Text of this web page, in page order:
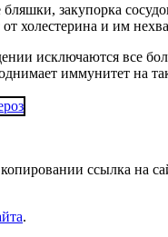
бляшки, закупорка
холестерина и им
исключаются все
иммунитет на
ссылка на
.